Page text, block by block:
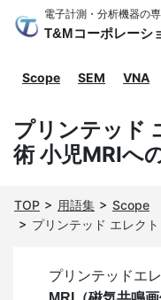
電子計測・分析機器の
T&Mコーポレーシ
Scope SEM VNA
プリンテッド
術 小児MRIへ
TOP 用語集
Scope
プリンテッド エレク
プリンテッドエ